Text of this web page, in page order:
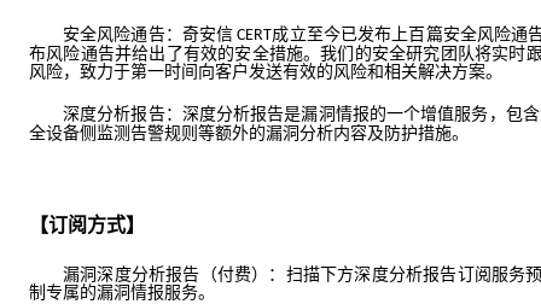
安全风险通告：奇安信 CERT成立至今已发布上百篇安全风险通
布风险通告并给出了有效的安全措施。我们的安全研究团队将实时
风险，致力于第一时间向客户发送有效的风险和相关解决方案。
深度分析报告：深度分析报告是漏洞情报的一个增值服务，包
全设备侧监测告警规则等额外的漏洞分析内容及防护措施。
【订阅方式】
漏洞深度分析报告（付费）：扫描下方深度分析报告订阅服务
制专属的漏洞情报服务。